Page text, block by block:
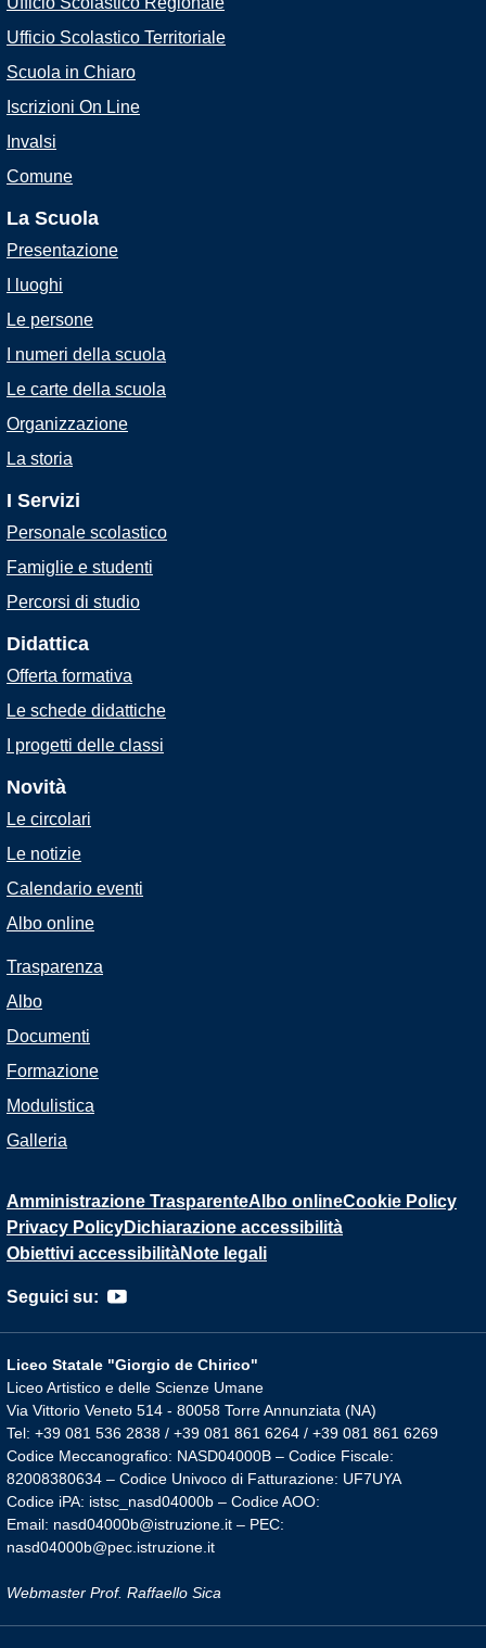
Ufficio Scolastico Territoriale
Scuola in Chiaro
Iscrizioni On Line
Invalsi
Comune
La Scuola
Presentazione
I luoghi
Le persone
I numeri della scuola
Le carte della scuola
Organizzazione
La storia
I Servizi
Personale scolastico
Famiglie e studenti
Percorsi di studio
Didattica
Offerta formativa
Le schede didattiche
I progetti delle classi
Novità
Le circolari
Le notizie
Calendario eventi
Albo online
Trasparenza
Albo
Documenti
Formazione
Modulistica
Galleria
Amministrazione TrasparenteAlbo onlineCookie Policy
Privacy PolicyDichiarazione accessibilità
Obiettivi accessibilitàNote legali
Seguici su:
Liceo Statale "Giorgio de Chirico"
Liceo Artistico e delle Scienze Umane
Via Vittorio Veneto 514 - 80058 Torre Annunziata (NA)
Tel: +39 081 536 2838 / +39 081 861 6264 / +39 081 861 6269
Codice Meccanografico: NASD04000B – Codice Fiscale:
82008380634 – Codice Univoco di Fatturazione: UF7UYA
Codice iPA: istsc_nasd04000b – Codice AOO:
Email: nasd04000b@istruzione.it – PEC:
nasd04000b@pec.istruzione.it
Webmaster Prof. Raffaello Sica